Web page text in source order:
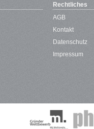
Rechtliches
AGB
Kontakt
Datenschutz
Impressum